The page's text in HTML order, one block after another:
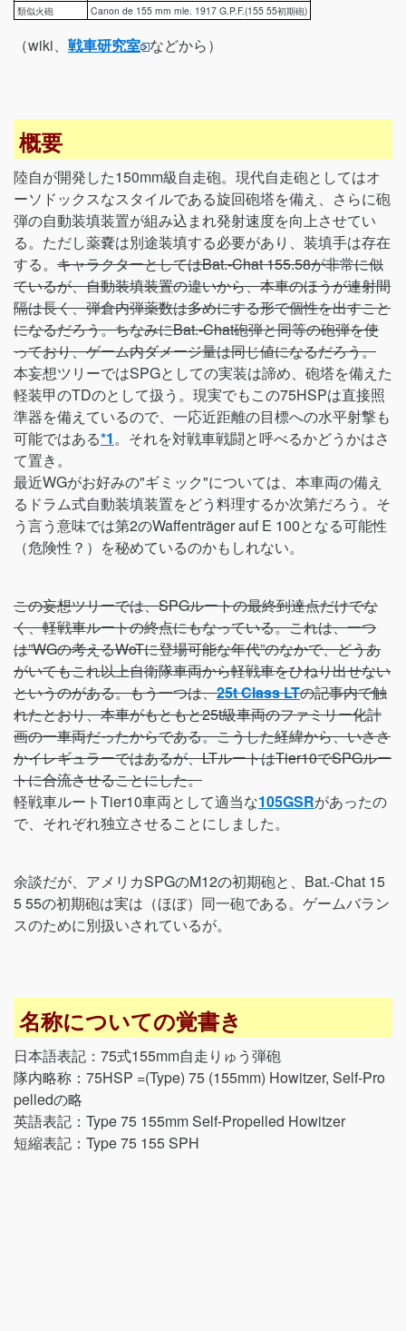
類似火砲
Canon de 155 mm mle. 1917 G.P.F.(155 55初期砲)
（wiki、 戦車研究室 などから）
概要
陸自が開発した150mm級自走砲。現代自走砲としてはオ
ーソドックスなスタイルである旋回砲塔を備え、さらに砲
弾の自動装填装置が組み込まれ発射速度を向上させてい
る。ただし薬嚢は別途装填する必要があり、装填手は存在
する。 キャラクターとしてはBat.-Chat 155.58が非常に似
ているが、自動装填装置の違いから、本車のほうが連射間
隔は長く、弾倉内弾薬数は多めにする形で個性を出すこと
になるだろう。ちなみにBat.-Chat砲弾と同等の砲弾を使
っており、ゲーム内ダメージ量は同じ値になるだろう。
本妄想ツリーではSPGとしての実装は諦め、砲塔を備えた
軽装甲のTDのとして扱う。現実でもこの75HSPは直接照
準器を備えているので、一応近距離の目標への水平射撃も
可能ではある*1。それを対戦車戦闘と呼べるかどうかはさ
て置き。
最近WGがお好みの"ギミック"については、本車両の備え
るドラム式自動装填装置をどう料理するか次第だろう。そ
う言う意味では第2のWaffenträger auf E 100となる可能性
（危険性？）を秘めているのかもしれない。
この妄想ツリーでは、SPGルートの最終到達点だけでな
く、軽戦車ルートの終点にもなっている。これは、一つ
は”WGの考えるWoTに登場可能な年代”のなかで、どうあ
がいてもこれ以上自衛隊車両から軽戦車をひねり出せない
というのがある。もう一つは、25t Class LTの記事内で触
れたとおり、本車がもともと25t級車両のファミリー化計
画の一車両だったからである。こうした経緯から、いささ
かイレギュラーではあるが、LTルートはTier10でSPGルー
トに合流させることにした。
軽戦車ルートTier10車両として適当な105GSRがあったの
で、それぞれ独立させることにしました。
余談だが、アメリカSPGのM12の初期砲と、Bat.-Chat 15
5 55の初期砲は実は（ほぼ）同一砲である。ゲームバラン
スのために別扱いされているが。
名称についての覚書き
日本語表記：75式155mm自走りゅう弾砲
隊内略称：75HSP =(Type) 75 (155mm) Howitzer, Self-Pro
pelledの略
英語表記：Type 75 155mm Self-Propelled Howitzer
短縮表記：Type 75 155 SPH